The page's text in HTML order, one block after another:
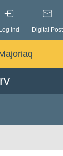
Log ind Digital Post